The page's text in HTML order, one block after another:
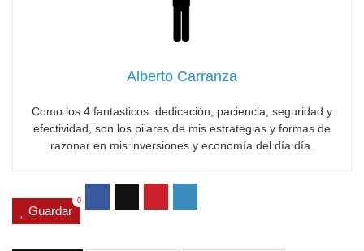
Alberto Carranza
Como los 4 fantasticos: dedicación, paciencia, seguridad y
efectividad, son los pilares de mis estrategias y formas de
razonar en mis inversiones y economía del día día.
Guardar
0